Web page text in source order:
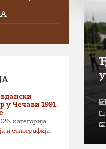
у Чечави 1991.
категорија
и етнографија